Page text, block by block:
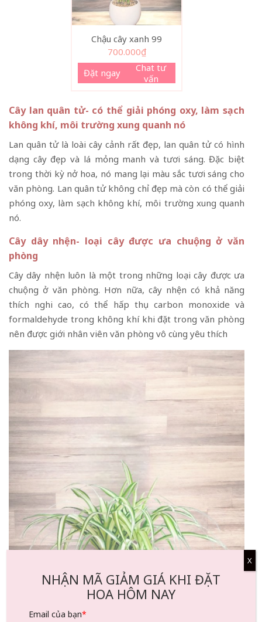
Chậu cây xanh 99
700.000₫
Đặt ngay
Chat tư
vấn
Cây lan quân tử- có thể giải phóng oxy, làm sạch
không khí, môi trường xung quanh nó
Lan quân tử là loài cây cảnh rất đẹp, lan quân tử có hình
dạng cây đẹp và lá mỏng manh và tươi sáng. Đặc biệt
trong thời kỳ nở hoa, nó mang lại màu sắc tươi sáng cho
văn phòng. Lan quân tử không chỉ đẹp mà còn có thể giải
phóng oxy, làm sạch không khí, môi trường xung quanh
nó.
Cây dây nhện- loại cây được ưa chuộng ở văn
phòng
Cây dây nhện luôn là một trong những loại cây được ưa
chuộng ở văn phòng. Hơn nữa, cây nhện có khả năng
thích nghi cao, có thể hấp thụ carbon monoxide và
formaldehyde trong không khí khi đặt trong văn phòng
nên được giới nhân viên văn phòng vô cùng yêu thích
NHẬN MÃ GIẢM GIÁ KHI ĐẶT
HOA HÔM NAY
Email của bạn*
X